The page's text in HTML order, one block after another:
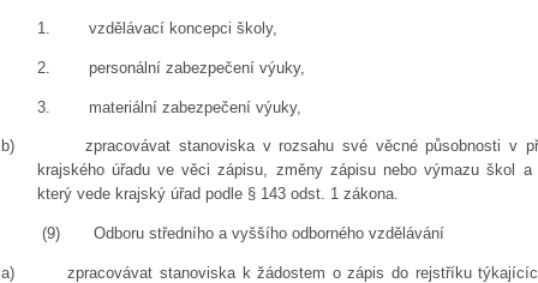
1. vzdělávací koncepci školy,
2. personální zabezpečení výuky,
3. materiální zabezpečení výuky,
b)
zpracovávat stanoviska v rozsahu své věcné působnosti v
krajského úřadu ve věci zápisu, změny zápisu nebo výmazu škol
který vede krajský úřad podle § 143 odst. 1 zákona.
(9) Odboru středního a vyššího odborného vzdělávání
a)
zpracovávat stanoviska k žádostem o zápis do rejstříku